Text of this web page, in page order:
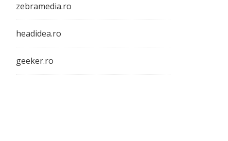
zebramedia.ro
headidea.ro
geeker.ro